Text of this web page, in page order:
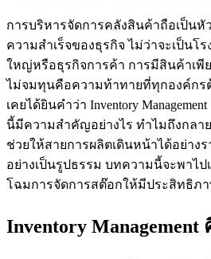
การบริหารจัดการคลังสินค้าถือเป็น
ความสำเร็จของธุรกิจ ไม่ว่าจะเป็นโ
ใหญ่หรือธุรกิจการค้า การมีสินค้าเพี
ไม่จมทุนคือความท้าทายที่ทุกองค์กร
เคยได้ยินคำว่า Inventory
นี้มีความสำคัญอย่างไร ทำไมถึงกลา
ช่วยให้สายการผลิตเดินหน้าได้อย่าง
อย่างเป็นรูปธรรม บทความนี้จะพาไ
โฉมการจัดการสต๊อกให้มีประสิทธิภ
Inventory Management